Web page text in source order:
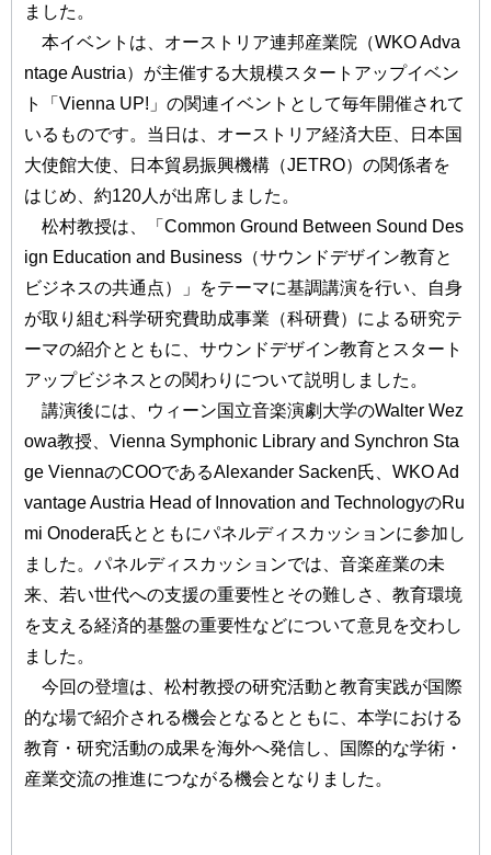
ました。
本イベントは、オーストリア連邦産業院（WKO Adva
ntage Austria）が主催する大規模スタートアップイベン
ト「Vienna UP!」の関連イベントとして毎年開催されて
いるものです。当日は、オーストリア経済大臣、日本国
大使館大使、日本貿易振興機構（JETRO）の関係者を
はじめ、約120人が出席しました。
松村教授は、「Common Ground Between Sound Des
ign Education and Business（サウンドデザイン教育と
ビジネスの共通点）」をテーマに基調講演を行い、自身
が取り組む科学研究費助成事業（科研費）による研究テ
ーマの紹介とともに、サウンドデザイン教育とスタート
アップビジネスとの関わりについて説明しました。
講演後には、ウィーン国立音楽演劇大学のWalter Wez
owa教授、Vienna Symphonic Library and Synchron Sta
ge ViennaのCOOであるAlexander Sacken氏、WKO Ad
vantage Austria Head of Innovation and TechnologyのRu
mi Onodera氏とともにパネルディスカッションに参加し
ました。パネルディスカッションでは、音楽産業の未
来、若い世代への支援の重要性とその難しさ、教育環境
を支える経済的基盤の重要性などについて意見を交わし
ました。
今回の登壇は、松村教授の研究活動と教育実践が国際
的な場で紹介される機会となるとともに、本学における
教育・研究活動の成果を海外へ発信し、国際的な学術・
産業交流の推進につながる機会となりました。